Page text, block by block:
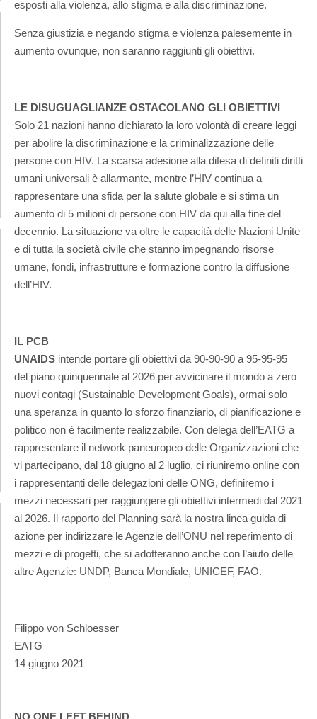
esposti alla violenza, allo stigma e alla discriminazione.
Senza giustizia e negando stigma e violenza palesemente in
aumento ovunque, non saranno raggiunti gli obiettivi.
LE DISUGUAGLIANZE OSTACOLANO GLI OBIETTIVI
Solo 21 nazioni hanno dichiarato la loro volontà di creare leggi
per abolire la discriminazione e la criminalizzazione delle
persone con HIV. La scarsa adesione alla difesa di definiti diritti
umani universali è allarmante, mentre l’HIV continua a
rappresentare una sfida per la salute globale e si stima un
aumento di 5 milioni di persone con HIV da qui alla fine del
decennio. La situazione va oltre le capacità delle Nazioni Unite
e di tutta la società civile che stanno impegnando risorse
umane, fondi, infrastrutture e formazione contro la diffusione
dell’HIV.
IL PCB
UNAIDS intende portare gli obiettivi da 90-90-90 a 95-95-95
del piano quinquennale al 2026 per avvicinare il mondo a zero
nuovi contagi (Sustainable Development Goals), ormai solo
una speranza in quanto lo sforzo finanziario, di pianificazione e
politico non è facilmente realizzabile. Con delega dell’EATG a
rappresentare il network paneuropeo delle Organizzazioni che
vi partecipano, dal 18 giugno al 2 luglio, ci riuniremo online con
i rappresentanti delle delegazioni delle ONG, definiremo i
mezzi necessari per raggiungere gli obiettivi intermedi dal 2021
al 2026. Il rapporto del Planning sarà la nostra linea guida di
azione per indirizzare le Agenzie dell’ONU nel reperimento di
mezzi e di progetti, che si adotteranno anche con l’aiuto delle
altre Agenzie: UNDP, Banca Mondiale, UNICEF, FAO.
Filippo von Schloesser
EATG
14 giugno 2021
NO ONE LEFT BEHIND